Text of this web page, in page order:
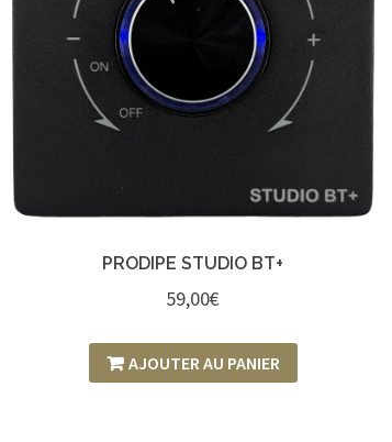
PRODIPE STUDIO BT+
59,00€
AJOUTER AU PANIER